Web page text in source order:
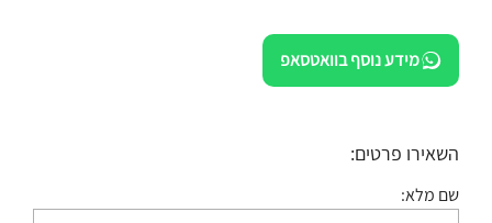
מידע נוסף בוואטסאפ
השאירו פרטים:
שם מלא: